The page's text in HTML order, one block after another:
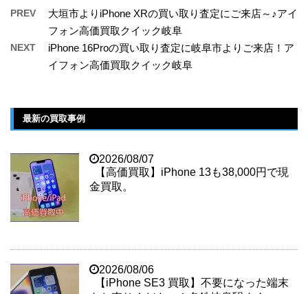
PREV
大垣市よりiPhone XRの買い取り査定にご来店～♪アイ
フォン高価買取クイック岐阜
NEXT
iPhone 16Proの買い取り査定に岐阜市よりご来店！ア
イフォン高価買取クイック岐阜
最新の買取事例
2026/08/07
【高価買取】iPhone 13も38,000円で現
金買取。
2026/08/06
【iPhone SE3 買取】不要になった端末